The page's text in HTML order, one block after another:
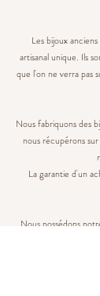
Les bijoux
artisanal unique. Ils
que l'on ne verra pas
Nous fabriquons des
nous récupérons
La garantie d'un
Nous possédons